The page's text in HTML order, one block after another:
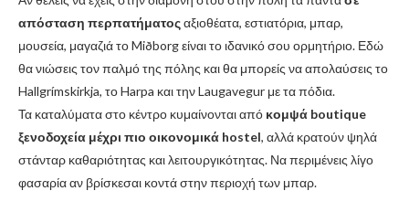
απόσταση περπατήματοςαξιοθέατα, εστιατόρια, μπαρ,
μουσεία, μαγαζιά το Miðborg είναι το ιδανικό σου ορμητήριο. Εδώ
θα νιώσεις τον παλμό της πόλης και θα μπορείς να απολαύσεις το
Hallgrímskirkja, το Harpa και την Laugavegur με τα πόδια.
Τα καταλύματα στο κέντρο κυμαίνονται από κομψά boutique
ξενοδοχεία μέχρι πιο οικονομικά hostel, αλλά κρατούν ψηλά
στάνταρ καθαριότητας και λειτουργικότητας. Να περιμένεις λίγο
φασαρία αν βρίσκεσαι κοντά στην περιοχή των μπαρ.